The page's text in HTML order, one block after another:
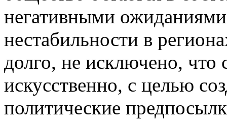
негативными
нестабильности в
долго, не исключено, что
искусственно, с целью
политические